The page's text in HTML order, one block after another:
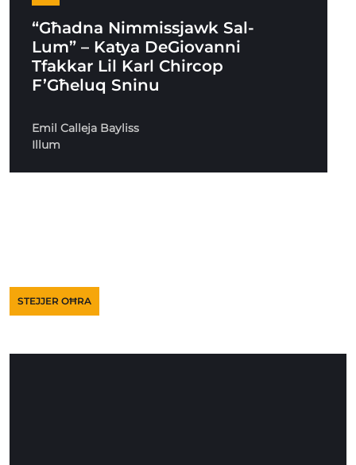
“Għadna Nimmissjawk Sal-
Lum” – Katya DeGiovanni
Tfakkar Lil Karl Chircop
F’Għeluq Sninu
Emil Calleja Bayliss
Illum
STEJJER OĦRA